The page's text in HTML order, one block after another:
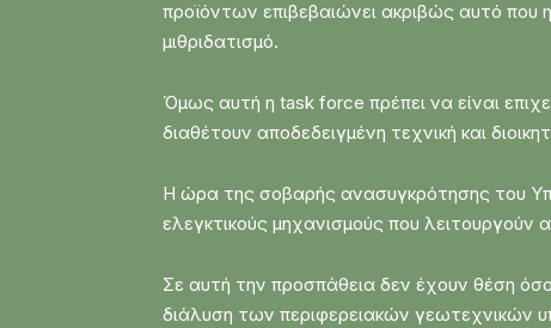
προϊόντων επιβεβαιώνει ακριβώς αυτό που
μιθριδατισμό.
Όμως αυτή η task force πρέπει να είναι
διαθέτουν αποδεδειγμένη τεχνική και
Η ώρα της σοβαρής ανασυγκρότησης του
ελεγκτικούς μηχανισμούς που λειτουργούν
Σε αυτή την προσπάθεια δεν έχουν θέση
διάλυση των περιφερειακών γεωτεχνικών